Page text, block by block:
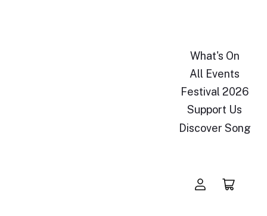
What's On
All Events
Festival 2026
Support Us
Discover Song